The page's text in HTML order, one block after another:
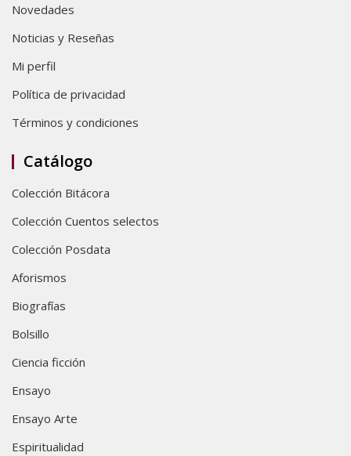
Novedades
Noticias y Reseñas
Mi perfil
Política de privacidad
Términos y condiciones
Catálogo
Colección Bitácora
Colección Cuentos selectos
Colección Posdata
Aforismos
Biografías
Bolsillo
Ciencia ficción
Ensayo
Ensayo Arte
Espiritualidad